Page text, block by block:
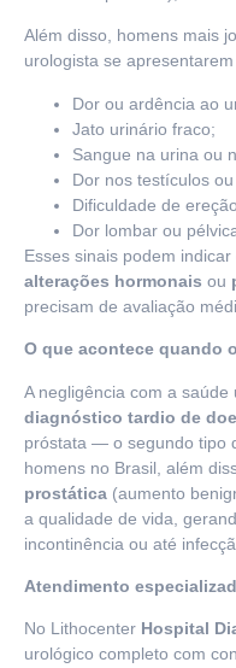
Além disso, homens mais
urologista se
Dor ou ardência ao
Jato urinário fraco;
Sangue na urina ou
Dor nos testículos
Dificuldade de
Dor lombar ou
Esses sinais podem indicar
alterações hormonais ou
precisam de avaliação
O que acontece quando
A negligência com a
diagnóstico tardio de
próstata — o segundo tipo
homens no Brasil, além
prostática (aumento
a qualidade de vida,
incontinência ou até
Atendimento
No Lithocenter Hospital
urológico completo com